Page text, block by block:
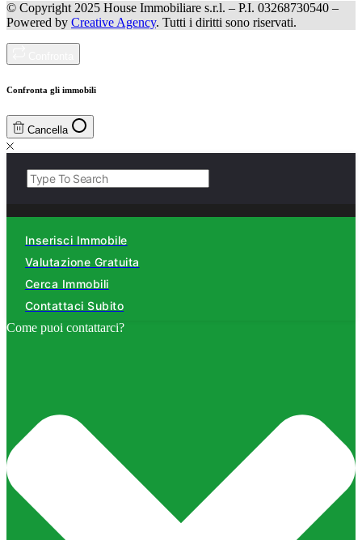
© Copyright 2025 House Immobiliare s.r.l. – P.I. 03268730540 –
Powered by Creative Agency. Tutti i diritti sono riservati.
Confronta gli immobili
Cancella
Inserisci Immobile
Valutazione Gratuita
Cerca Immobili
Contattaci Subito
Come puoi contattarci?